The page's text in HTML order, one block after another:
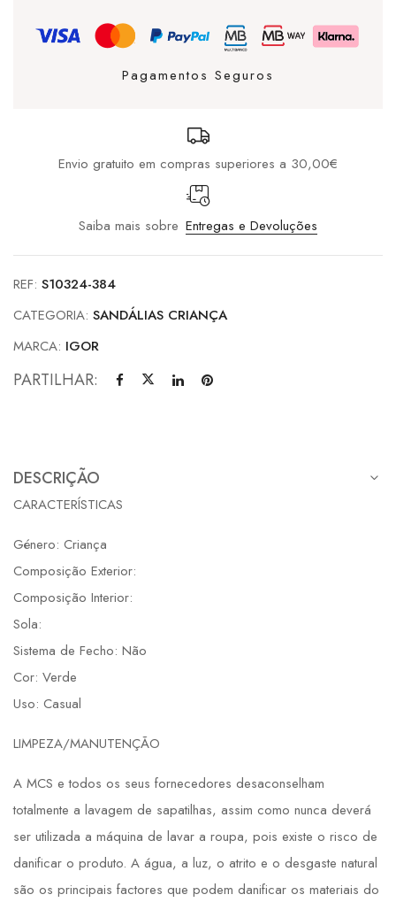
Verde
Pagamentos Seguros
Envio gratuito em compras superiores a 30,00€
Saiba mais sobre Entregas e Devoluções
REF: S10324-384
CATEGORIA: SANDÁLIAS CRIANÇA
MARCA: IGOR
PARTILHAR:
DESCRIÇÃO
CARACTERÍSTICAS
Género: Criança
Composição Exterior:
Composição Interior:
Sola:
Sistema de Fecho: Não
Cor: Verde
Uso: Casual
LIMPEZA/MANUTENÇÃO
A MCS e todos os seus fornecedores desaconselham
totalmente a lavagem de sapatilhas, assim como nunca deverá
ser utilizada a máquina de lavar a roupa, pois existe o risco de
danificar o produto. A água, a luz, o atrito e o desgaste natural
são os principais factores que podem danificar os materiais do